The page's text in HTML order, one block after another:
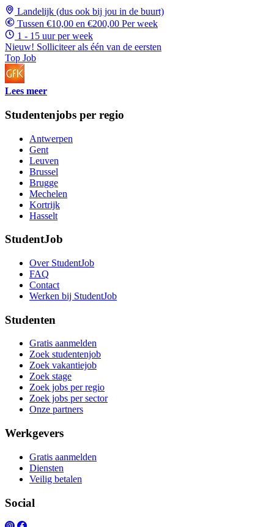
Landelijk (dus ook bij jou in de buurt)
Tussen €10,00 en €200,00 Per week
1 - 15 uur per week
Nieuw! Solliciteer als één van de eersten
Top Job
Lees meer
Studentenjobs per regio
Antwerpen
Gent
Leuven
Brussel
Brugge
Mechelen
Kortrijk
Hasselt
StudentJob
Over StudentJob
FAQ
Contact
Werken bij StudentJob
Studenten
Gratis aanmelden
Zoek studentenjob
Zoek vakantiejob
Zoek stage
Zoek jobs per regio
Zoek jobs per sector
Onze partners
Werkgevers
Gratis aanmelden
Diensten
Veilig betalen
Social